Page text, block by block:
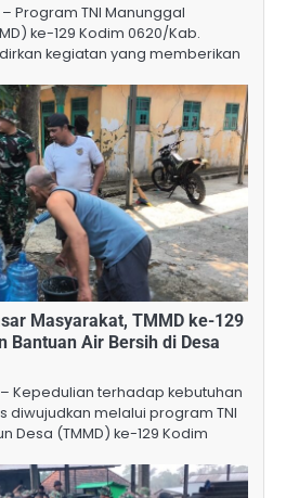
Program TNI Manunggal
ke-129 Kodim 0620/Kab.
kegiatan yang memberikan
Masyarakat, TMMD ke-129
Bantuan Air Bersih di Desa
Kepedulian terhadap kebutuhan
diwujudkan melalui program TNI
Desa (TMMD) ke-129 Kodim